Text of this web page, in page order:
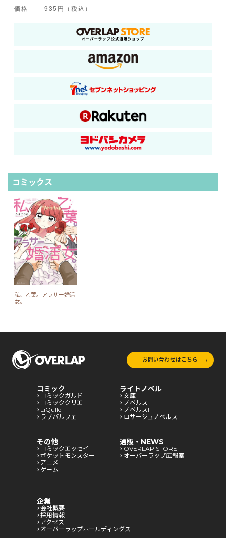
価格
935円（税込）
コミックス
私、乙葉。アラサー婚活
女。
お問い合わせはこちら
コミック
コミックガルド
コミッククリエ
LiQulle
ラブパルフェ
ライトノベル
文庫
ノベルス
ノベルスf
ロサージュノベルス
その他
コミックエッセイ
ポケットモンスター
アニメ
ゲーム
通販・NEWS
OVERLAP STORE
オーバーラップ広報室
企業
会社概要
採用情報
アクセス
オーバーラップホールディングス